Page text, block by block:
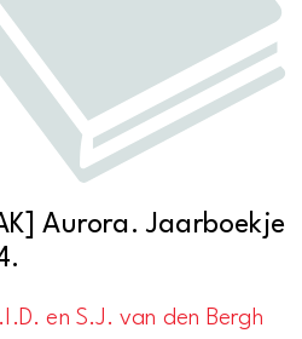
Aurora. Jaarboekje
en S.J. van den Bergh